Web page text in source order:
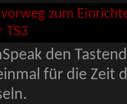
zum
TS3
den
für die Zeit